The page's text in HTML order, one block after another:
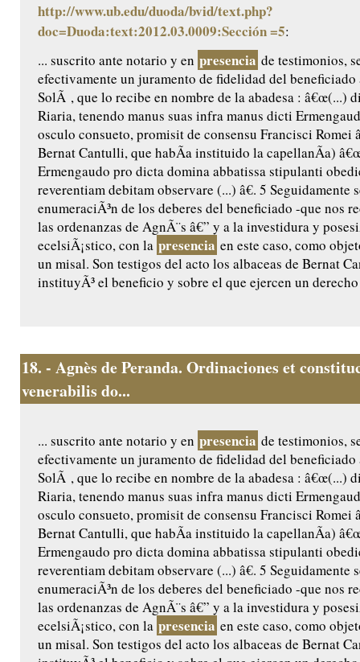
http://www.ub.edu/duoda/bvid/text.php?
doc=Duoda:text:2012.03.0009:Sección =5:
... suscrito ante notario y en presencia de testimonios,
efectivamente un juramento de fidelidad del beneficiado
SolÃ , que lo recibe en nombre de la abadesa : â€œ(...)
Riaria, tenendo manus suas infra manus dicti
osculo consueto, promisit de consensu Francisci Romei
Bernat Cantulli, que habÃ­a instituido la capellanÃ­a)
Ermengaudo pro dicta domina abbatissa stipulanti
reverentiam debitam observare (...) â€. 5 Seguidamente
enumeraciÃ³n de los deberes del beneficiado -que nos
las ordenanzas de AgnÃ¨s â€” y a la investidura y
ecelsiÃ¡stico, con la presencia en este caso, como
un misal. Son testigos del acto los albaceas de Bernat
instituyÃ³ el beneficio y sobre el que ejercen un
18. - Agnès de Peranda. Ordinaciones et
venerabilis do...
... suscrito ante notario y en presencia de testimonios,
efectivamente un juramento de fidelidad del beneficiado
SolÃ , que lo recibe en nombre de la abadesa : â€œ(...)
Riaria, tenendo manus suas infra manus dicti
osculo consueto, promisit de consensu Francisci Romei
Bernat Cantulli, que habÃ­a instituido la capellanÃ­a)
Ermengaudo pro dicta domina abbatissa stipulanti
reverentiam debitam observare (...) â€. 5 Seguidamente
enumeraciÃ³n de los deberes del beneficiado -que nos
las ordenanzas de AgnÃ¨s â€” y a la investidura y
ecelsiÃ¡stico, con la presencia en este caso, como
un misal. Son testigos del acto los albaceas de Bernat